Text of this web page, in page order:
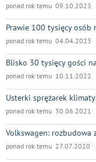
ponad rok temu 09.10.2023
Prawie 100 tysięcy osób
ponad rok temu 04.04.2023
Blisko 30 tysięcy gości
ponad rok temu 10.11.2022
Usterki sprężarek
ponad rok temu 30.06.2021
Volkswagen: rozbudowa
ponad rok temu 27.07.2020